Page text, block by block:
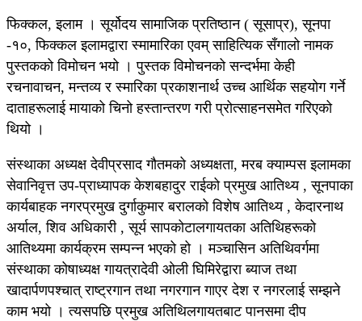
फिक्कल, इलाम । सूर्योदय सामाजिक प्रतिष्ठान ( सूसाप्र), सूनपा
-१०, फिक्कल इलामद्वारा स्मामारिका एवम् साहित्यिक सँगालो नामक
पुस्तकको विमोचन भयो । पुस्तक विमोचनको सन्दर्भमा केही
रचनावाचन, मन्तव्य र स्मारिका प्रकाशनार्थ उच्च आर्थिक सहयोग गर्ने
दाताहरूलाई मायाको चिनो हस्तान्तरण गरी प्रोत्साहनसमेत गरिएको
थियो ।
संस्थाका अध्यक्ष देवीप्रसाद गौतमको अध्यक्षता, मरब क्याम्पस इलामका
सेवानिवृत्त उप-प्राध्यापक केशबहादुर राईको प्रमुख आतिथ्य , सूनपाका
कार्यबाहक नगरप्रमुख दुर्गाकुमार बरालको विशेष आतिथ्य , केदारनाथ
अर्याल, शिव अधिकारी , सूर्य सापकोटालगायतका अतिथिहरूको
आतिथ्यमा कार्यक्रम सम्पन्न भएको हो । मञ्चासिन अतिथिवर्गमा
संस्थाका कोषाध्यक्ष गायत्रादेवी ओली घिमिरेद्वारा ब्याज तथा
खादार्पणपश्चात् राष्ट्रगान तथा नगरगान गाएर देश र नगरलाई सम्झने
काम भयो । त्यसपछि प्रमुख अतिथिलगायतबाट पानसमा दीप